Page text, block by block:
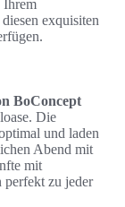
Ihrem
exquisiten
BoConcept
Die
und laden
Abend mit
mit
perfekt zu jeder